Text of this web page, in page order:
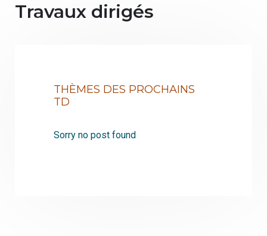
Travaux dirigés
THÈMES DES PROCHAINS
TD
Sorry no post found